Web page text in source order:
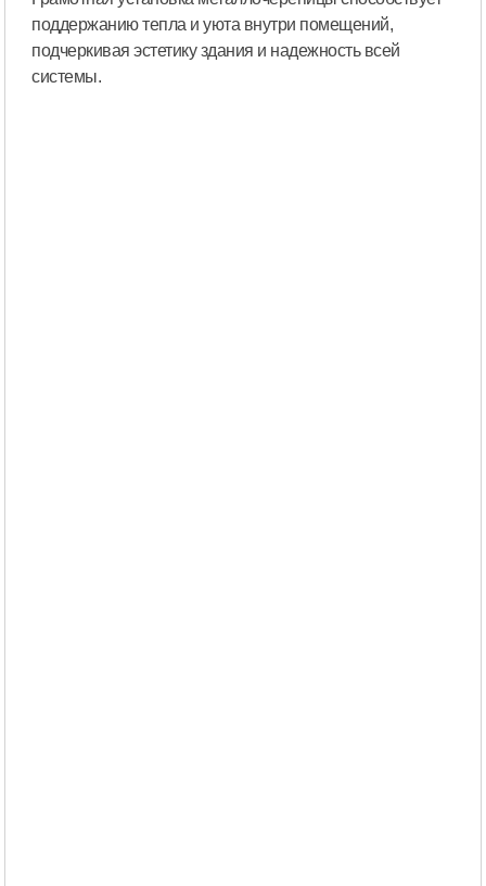
поддержанию тепла и уюта внутри помещений,
подчеркивая эстетику здания и надежность всей
системы.